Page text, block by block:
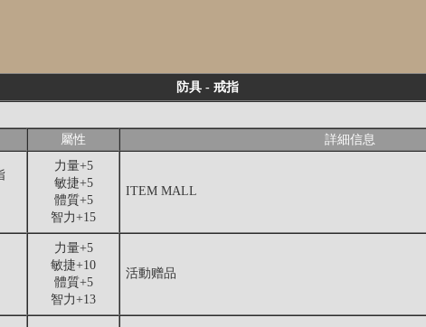
防具 - 戒指
屬性 詳細信息
力量+5
敏捷+5
體質+5
智力+15
ITEM MALL
力量+5
敏捷+10
體質+5
智力+13
活動赠品